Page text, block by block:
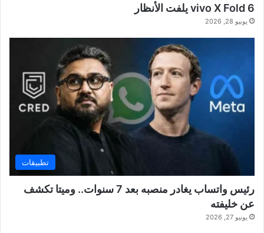
vivo X Fold 6 يلفت الأنظار
يونيو 28, 2026
تطبيقات
رئيس واتساب يغادر منصبه بعد 7 سنوات.. وميتا تكشف
عن خليفته
يونيو 27, 2026